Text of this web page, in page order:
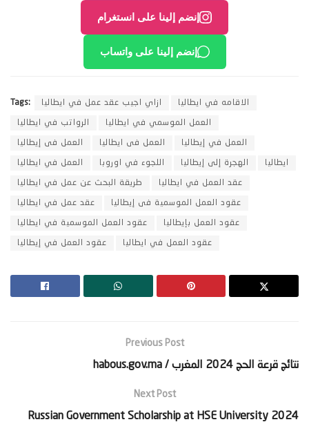
إنضم إلينا على انستغرام
إنضم إلينا على واتساب
Tags: ازاي اجيب عقد عمل في ايطاليا الاقامه في ايطاليا
الرواتب في ايطاليا العمل الموسمي في ايطاليا
العمل فى إيطاليا العمل فى ايطاليا العمل في إيطاليا
العمل في ايطاليا اللجوء في اوروبا الهجرة إلى إيطاليا ايطاليا
طريقة البحث عن عمل في ايطاليا عقد العمل في ايطاليا
عقد عمل في ايطاليا عقود العمل الموسمية فى إيطاليا
عقود العمل الموسمية في ايطاليا عقود العمل بإيطاليا
عقود العمل في إيطاليا عقود العمل في ايطاليا
Previous Post
‫نتائج قرعة الحج 2024 المغرب / habous.gov.ma‬
Next Post
Russian Government Scholarship at HSE University 2024